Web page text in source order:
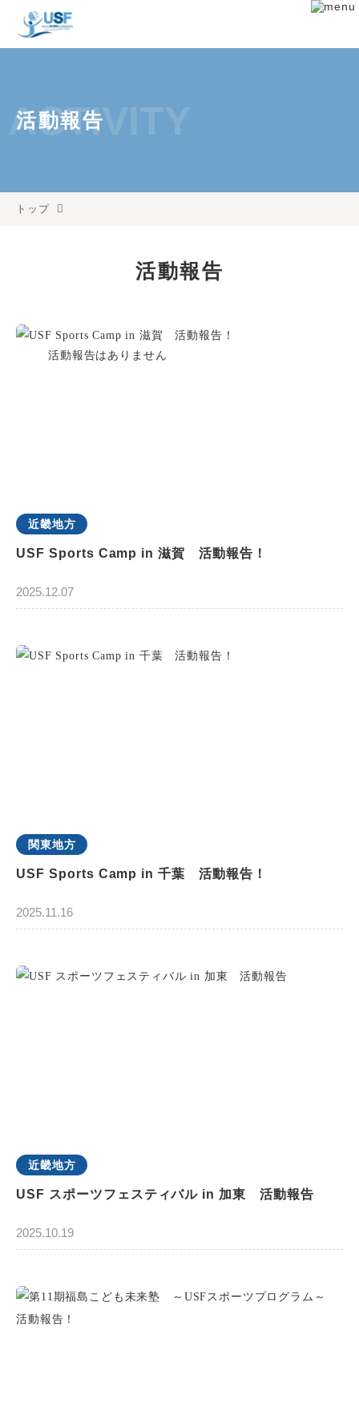
ACTIVITY
活動報告
トップ
活動報告
近畿地方
USF Sports Camp in 滋賀 活動報告！
2025.12.07
関東地方
USF Sports Camp in 千葉 活動報告！
2025.11.16
近畿地方
USF スポーツフェスティバル in 加東 活動報告
2025.10.19